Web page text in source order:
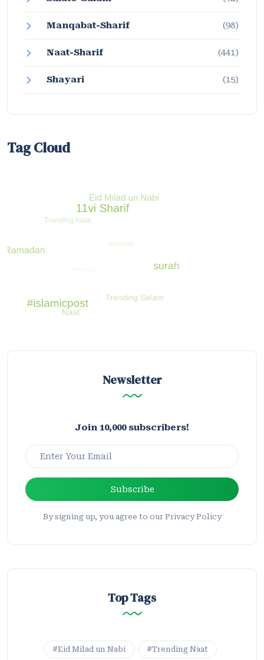
Manqabat-Sharif (98)
Naat-Sharif (441)
Shayari (15)
Tag Cloud
Newsletter
Join 10,000 subscribers!
Subscribe
By signing up, you agree to our Privacy Policy
Top Tags
#Eid Milad un Nabi #Trending Naat